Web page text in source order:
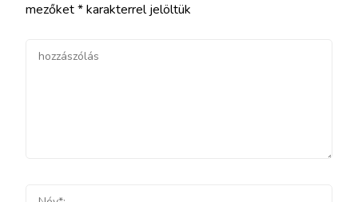
mezőket*karakterrel jelöltük